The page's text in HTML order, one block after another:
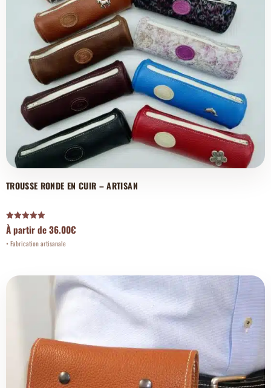
TROUSSE RONDE EN CUIR – ARTISAN
Note
5.00
sur 5
À partir de36.00€